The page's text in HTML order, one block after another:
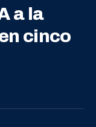
a la
cinco